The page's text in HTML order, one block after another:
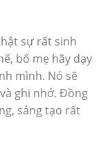
sự rất sinh
bố mẹ hãy dạy
mình. Nó sẽ
ghi nhớ. Đồng
sáng tạo rất